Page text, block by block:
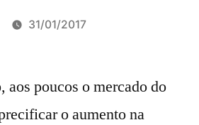
31/01/2017
aos poucos o mercado do
o aumento na